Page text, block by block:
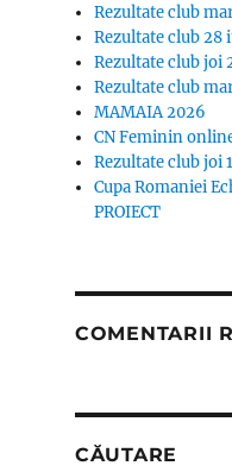
Rezultate club
Rezultate club 28
Rezultate club joi
Rezultate club
MAMAIA 2026
CN Feminin
Rezultate club joi
Cupa Romaniei
PROIECT
COMENTARII
CĂUTARE